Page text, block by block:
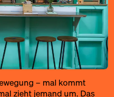
– mal kommt
zieht jemand um. Das